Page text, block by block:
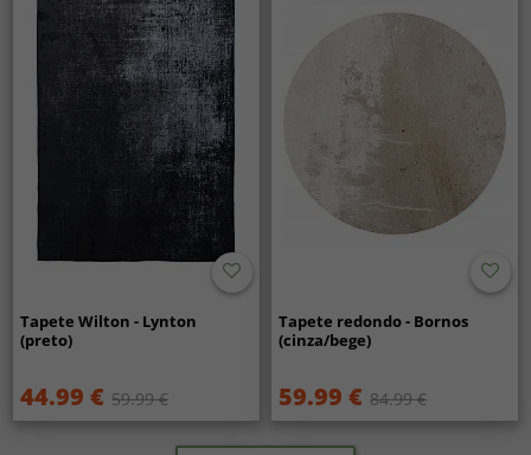
Tapete Wilton - Lynton
(preto)
44.99 € 59.99 €
Tapete redondo - Bornos
(cinza/bege)
59.99 € 84.99 €